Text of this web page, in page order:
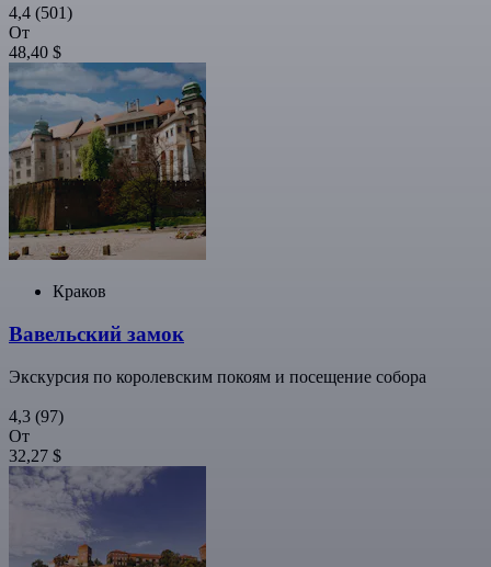
4,4 (501)
От
48,40 $
Краков
Вавельский замок
Экскурсия по королевским покоям и посещение собора
4,3 (97)
От
32,27 $